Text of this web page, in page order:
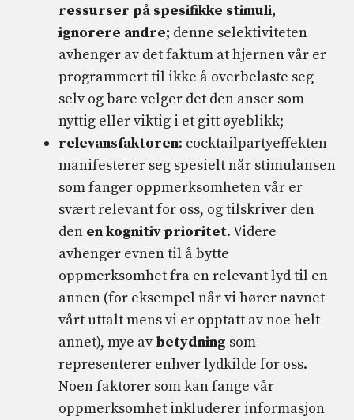
ressurser på spesifikke stimuli,
ignorere andre; denne selektiviteten
avhenger av det faktum at hjernen vår er
programmert til ikke å overbelaste seg
selv og bare velger det den anser som
nyttig eller viktig i et gitt øyeblikk;
relevansfaktoren: cocktailpartyeffekten
manifesterer seg spesielt når stimulansen
som fanger oppmerksomheten vår er
svært relevant for oss, og tilskriver den
den en kognitiv prioritet. Videre
avhenger evnen til å bytte
oppmerksomhet fra en relevant lyd til en
annen (for eksempel når vi hører navnet
vårt uttalt mens vi er opptatt av noe helt
annet), mye av betydning som
representerer enhver lydkilde for oss.
Noen faktorer som kan fange vår
oppmerksomhet inkluderer informasjon